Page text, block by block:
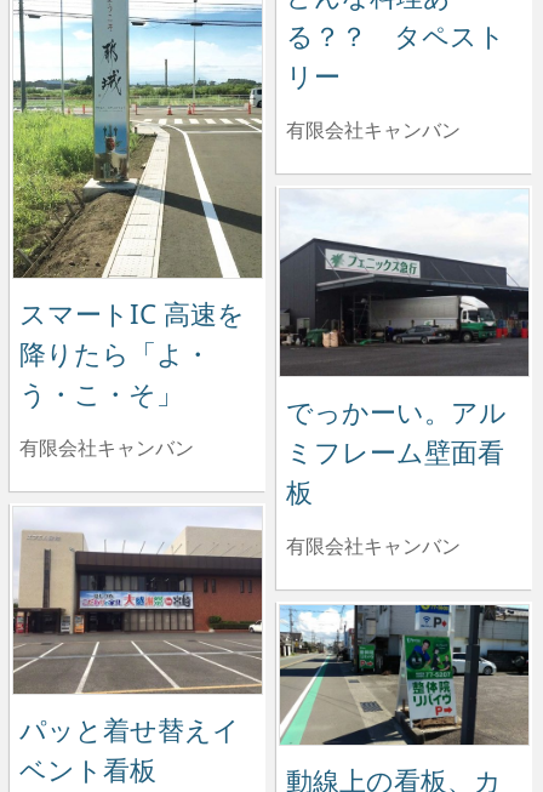
る？？ タペスト
リー
有限会社キャンバン
スマートIC 高速を
降りたら「よ・
う・こ・そ」
有限会社キャンバン
でっかーい。アル
ミフレーム壁面看
板
有限会社キャンバン
パッと着せ替えイ
ベント看板
動線上の看板、カ